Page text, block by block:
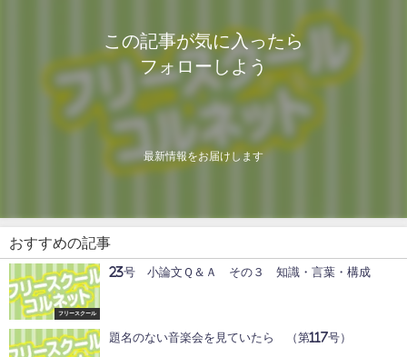
この記事が気に入ったら
フォローしよう
最新情報をお届けします
おすすめの記事
フリースクール
23号 小論文Ｑ＆Ａ その３ 知識・言葉・構成
題名のない音楽会を見ていたら （第117号）